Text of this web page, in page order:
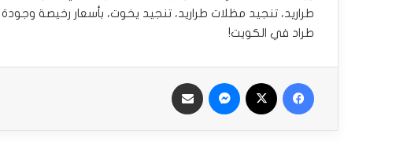
طراريد، تنجيد مظلات طراريد، تنجيد يخوت، بأسعار رخيصة
طراد في الكويت!
فيسبوك ماسنجر